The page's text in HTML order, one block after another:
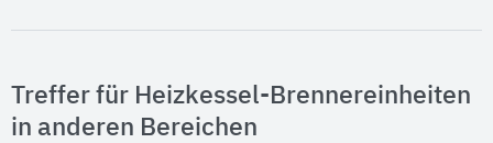
Treffer für Heizkessel-Brennereinheiten
in anderen Bereichen